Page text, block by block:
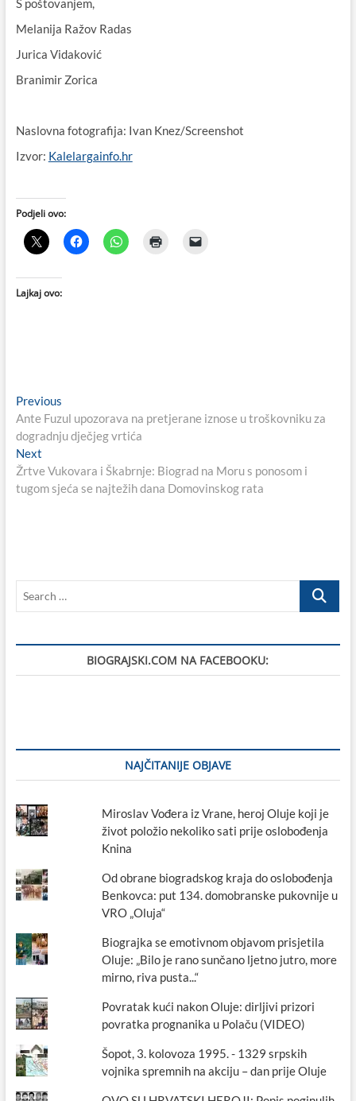
S poštovanjem,
Melanija Ražov Radas
Jurica Vidaković
Branimir Zorica
Naslovna fotografija: Ivan Knez/Screenshot
Izvor: Kalelargainfo.hr
Podjeli ovo:
Lajkaj ovo:
Navigacija
objava
PreviousPrevious
post:
Ante Fuzul upozorava na pretjerane iznose u troškovniku za
dogradnju dječjeg vrtića
NextNext
post:
Žrtve Vukovara i Škabrnje: Biograd na Moru s ponosom i
tugom sjeća se najtežih dana Domovinskog rata
Search
BIOGRAJSKI.COM NA FACEBOOKU:
NAJČITANIJE OBJAVE
Miroslav Vođera iz Vrane, heroj Oluje koji je
život položio nekoliko sati prije oslobođenja
Knina
Od obrane biogradskog kraja do oslobođenja
Benkovca: put 134. domobranske pukovnije u
VRO „Oluja“
Biograjka se emotivnom objavom prisjetila
Oluje: „Bilo je rano sunčano ljetno jutro, more
mirno, riva pusta...“
Povratak kući nakon Oluje: dirljivi prizori
povratka prognanika u Polaču (VIDEO)
Šopot, 3. kolovoza 1995. - 1329 srpskih
vojnika spremnih na akciju – dan prije Oluje